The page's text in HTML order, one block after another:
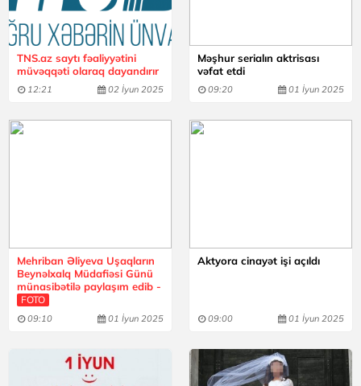
TNS.az saytı fəaliyyətini
müvəqqəti olaraq dayandırır
12:21 02 İyun 2025
Məşhur serialın aktrisası
vəfat etdi
09:20 01 İyun 2025
Mehriban Əliyeva Uşaqların
Beynəlxalq Müdafiəsi Günü
münasibətilə paylaşım edib -
FOTO
09:10 01 İyun 2025
Aktyora cinayət işi açıldı
09:00 01 İyun 2025